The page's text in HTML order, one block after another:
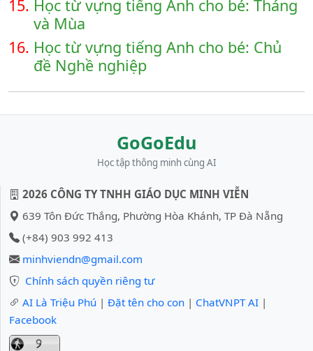
15. Học từ vựng tiếng Anh cho bé: Tháng
và Mùa
16. Học từ vựng tiếng Anh cho bé: Chủ
đề Nghề nghiệp
GoGoEdu
Học tập thông minh cùng AI
2026 CÔNG TY TNHH GIÁO DỤC MINH VIỄN
639 Tôn Đức Thắng, Phường Hòa Khánh, TP Đà Nẵng
(+84) 903 992 413
minhviendn@gmail.com
Chính sách quyền riêng tư
AI Là Triệu Phú | Đặt tên cho con | ChatVNPT AI |
Facebook